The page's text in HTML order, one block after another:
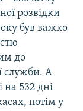
розвідки
був важко
до
служби. А
на 532 дні
потім у